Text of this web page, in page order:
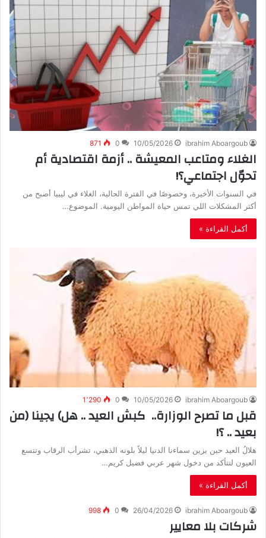
ibrahim Aboargoub
10/05/2026
0
871
‬تحوّل‭ ‬اجتماعي؟‭!‬
‬أكثر‭ ‬المشكلات‭ ‬اللي‭ ‬تمس‭ ‬حياة‭ ‬المواطن‭ ‬اليومية‭.‬ الموضوع‭…
أكمل القراءة »
ibrahim Aboargoub
10/05/2026
0 1٬290
‬بعيد‭ .. ‬؟‭!‬
‬العيون‭ ‬لتتأكد‭ ‬من‭ ‬دخول‭ ‬شهر‭ ‬عربي‭ ‬فضيل‭ ‬كريم‭…
أكمل القراءة »
ibrahim Aboargoub
26/04/2026
0
998
شركات بلا معايير